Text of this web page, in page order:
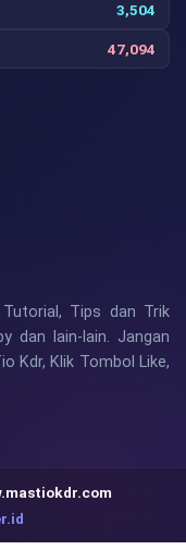
3,504
47,094
Tips dan Trik
dan lain-lain. Jangan
Kdr, Klik Tombol Like,